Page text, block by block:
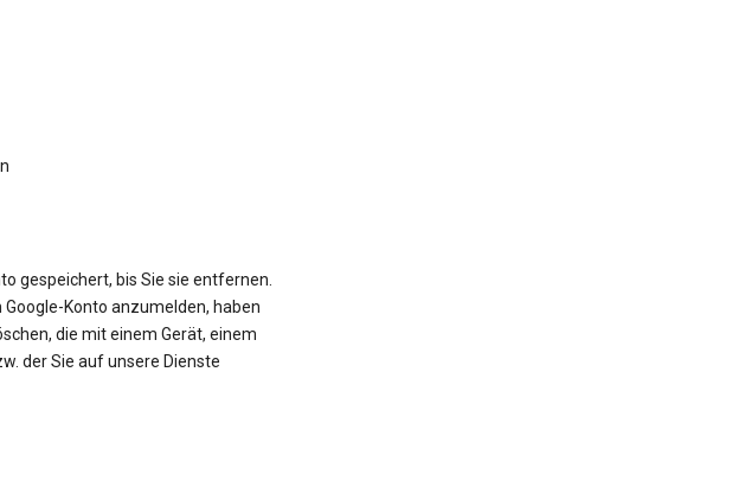
gespeichert, bis Sie sie entfernen.
Konto anzumelden, haben
die mit einem Gerät, einem
der Sie auf unsere Dienste